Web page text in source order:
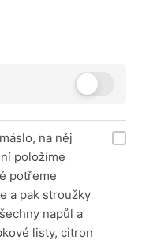
na něj
položíme
potřeme
a pak stroužky
napůl a
listy, citron